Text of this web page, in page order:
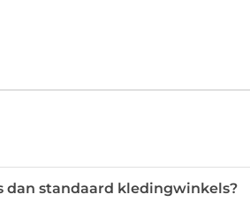
dan standaard kledingwinkels?